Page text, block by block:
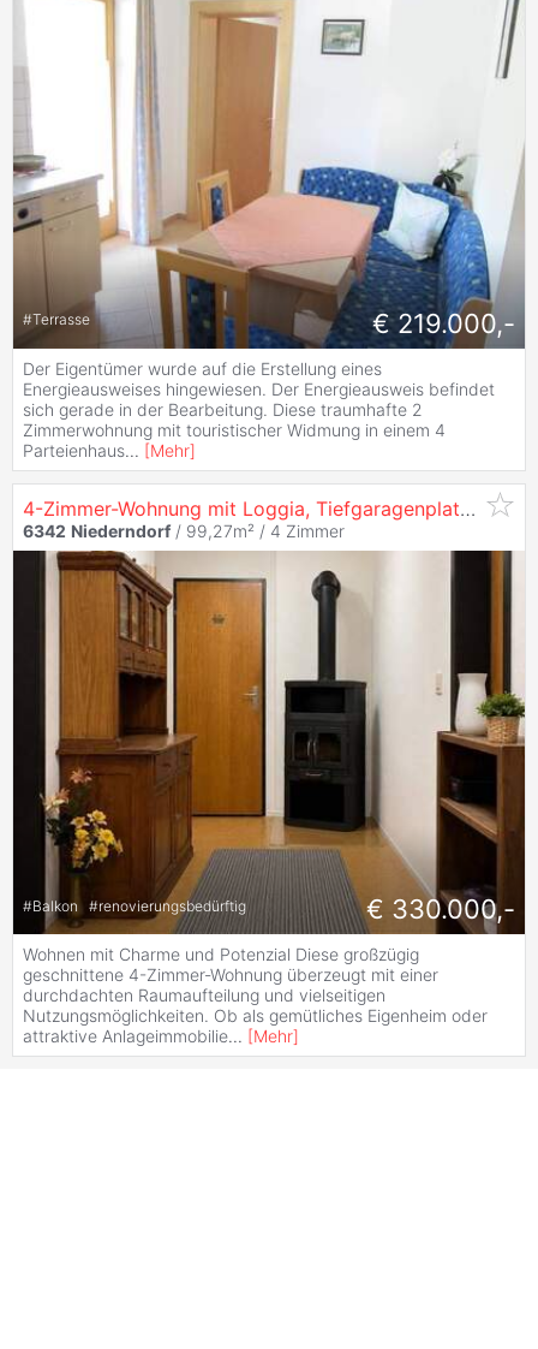
#Terrasse € 219.000,-
Der Eigentümer wurde auf die Erstellung eines
Energieausweises hingewiesen. Der Energieausweis befindet
sich gerade in der Bearbeitung. Diese traumhafte 2
Zimmerwohnung mit touristischer Widmung in einem 4
Parteienhaus... [Mehr]
4-Zimmer-Wohnung mit Loggia, Tiefgaragenplatz und kompletter Möblierung
6342 Niederndorf / 99,27m² / 4 Zimmer
#Balkon #renovierungsbedürftig € 330.000,-
Wohnen mit Charme und Potenzial Diese großzügig
geschnittene 4-Zimmer-Wohnung überzeugt mit einer
durchdachten Raumaufteilung und vielseitigen
Nutzungsmöglichkeiten. Ob als gemütliches Eigenheim oder
attraktive Anlageimmobilie... [Mehr]